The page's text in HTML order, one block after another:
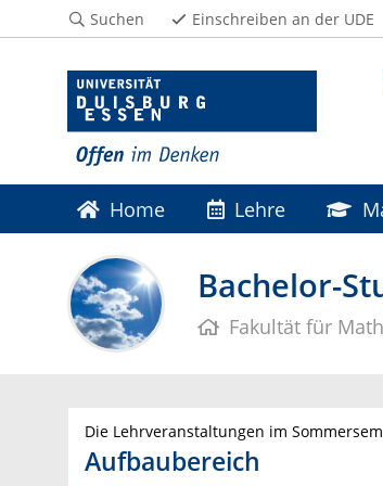
Suchen Einschreiben an der UDE
Home Lehre
Bachelor-
Fakultät für
Die Lehrveranstaltungen im
Aufbaubereich